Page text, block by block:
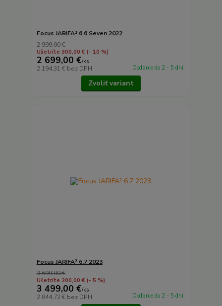
Focus JARIFA² 6.6 Seven 2022
2 999,00 €
Ušetríte 300,00 € (- 10 %)
2 699,00 €/ks
2 194,31 € bez DPH Dodanie do 2 - 5 dní
Zvoliť variant
Focus JARIFA² 6.7 2023
3 699,00 €
Ušetríte 200,00 € (- 5 %)
3 499,00 €/ks
2 844,72 € bez DPH Dodanie do 2 - 5 dní